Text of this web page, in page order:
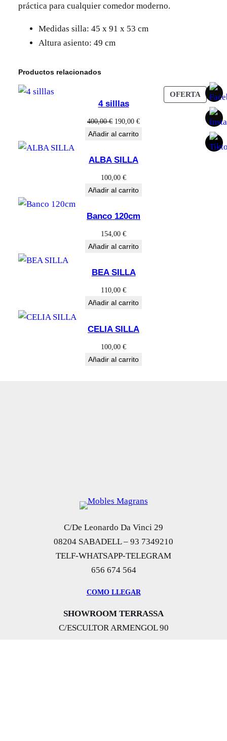
n
práctica para cualquier comedor moderno.
Medidas silla: 45 x 91 x 53 cm
Altura asiento: 49 cm
Productos relacionados
OFERTA
EN
4 silllas
400,00€ El
precio
era:
190,00 €El
Añadir al carrito
ALBA SILLA
100,00 €
Añadir al carrito
Banco 120cm
154,00 €
Añadir al carrito
BEA SILLA
110,00 €
Añadir al carrito
CELIA SILLA
100,00 €
Añadir al carrito
C/De Leonardo Da Vinci 29
08204 SABADELL – 93 7349210
TELF-WHATSAPP-TELEGRAM
656 674 564
COMO LLEGAR
SHOWROOM TERRASSA
C/ESCULTOR ARMENGOL 90